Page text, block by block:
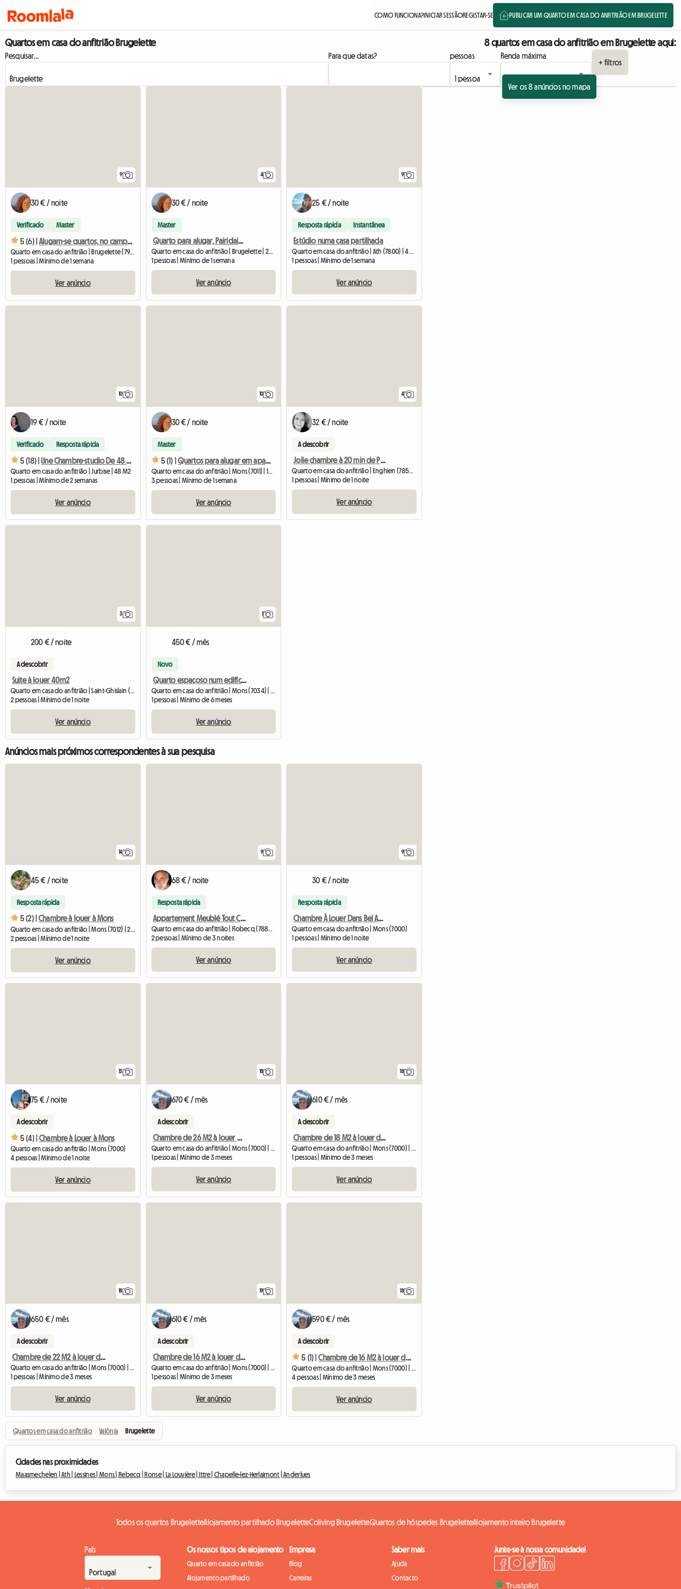
COMO FUNCIONA?INICIAR SESSÃOREGISTAR-SE PUBLICAR UM QUARTO EM CASA DO ANFITRIÃO EM BRUGELETTE
Quartos em casa do anfitrião Brugelette 8 quartos em casa do anfitrião em Brugelette aqui:
Pesquisar... Para que datas? pessoas
Renda máxima
+ filtros
Ver os 8 anúncios no mapa
9
30 € / noite
Verificado Master
5 (6) | Alugam-se quartos, no campo-Pairidaiza-Ath-Beloeil-Mons-
Quarto em casa do anfitrião | Brugelette (7940) | 20 M2
1 pessoas | Mínimo de 1 semana
Ver anúncio
4
30 € / noite
Master
Quarto para alugar, Pairidaiza, Ath, Mons, Beloeil, Tournai
Quarto em casa do anfitrião | Brugelette | 20 M2
1 pessoas | Mínimo de 1 semana
Ver anúncio
9
25 € / noite
Resposta rápida Instantânea
Estúdio numa casa partilhada
Quarto em casa do anfitrião | Ath (7800) | 45 M2
1 pessoas | Mínimo de 1 semana
Ver anúncio
10
19 € / noite
Verificado Resposta rápida
5 (18) | Une Chambre-studio De 48 M²- Proximité Pairi Daiza (11kms)
Quarto em casa do anfitrião | Jurbise | 48 M2
1 pessoas | Mínimo de 2 semanas
Ver anúncio
10
30 € / noite
Master
5 (1) | Quartos para alugar em apartamento, Pairidaiza, Mons, Atenas
Quarto em casa do anfitrião | Mons (7011) | 100 M2
3 pessoas | Mínimo de 1 semana
Ver anúncio
4
32 € / noite
A descobrir
Jolie chambre à 20 min de Pairi Daiza
Quarto em casa do anfitrião | Enghien (7850) | 18 M2
1 pessoas | Mínimo de 1 noite
Ver anúncio
3
200 € / noite
A descobrir
Suite à louer 40m2
2 pessoas | Mínimo de 1 noite
Ver anúncio
1
450 € / mês
Novo
Quarto espaçoso num edifício antigo
1 pessoas | Mínimo de 6 meses
Ver anúncio
Anúncios mais próximos correspondentes à sua pesquisa
14
45 € / noite
Resposta rápida
5 (2) | Chambre à louer à Mons
Quarto em casa do anfitrião | Mons (7012) | 20 M2
2 pessoas | Mínimo de 1 noite
Ver anúncio
9
68 € / noite
Resposta rápida
Appartement Meublé Tout Confort
Quarto em casa do anfitrião | Flobecq (7880) | 12 M2
2 pessoas | Mínimo de 3 noites
Ver anúncio
9
30 € / noite
Resposta rápida
Chambre À Louer Dans Bel Appartement
Quarto em casa do anfitrião | Mons (7000)
1 pessoas | Mínimo de 1 noite
Ver anúncio
13
75 € / noite
A descobrir
5 (4) | Chambre à Louer à Mons
Quarto em casa do anfitrião | Mons (7000)
4 pessoas | Mínimo de 1 noite
Ver anúncio
18
670 € / mês
A descobrir
Chambre de 26 M2 à louer dans un belle grande colocation
Quarto em casa do anfitrião | Mons (7000) | 26 M2
1 pessoas | Mínimo de 3 meses
Ver anúncio
18
610 € / mês
A descobrir
Chambre de 18 M2 à louer dans un belle grande colocation
Quarto em casa do anfitrião | Mons (7000) | 18 M2
1 pessoas | Mínimo de 3 meses
Ver anúncio
18
650 € / mês
A descobrir
Chambre de 22 M2 à louer dans un belle grande colocation
Quarto em casa do anfitrião | Mons (7000) | 25 M2
1 pessoas | Mínimo de 3 meses
Ver anúncio
19
610 € / mês
A descobrir
Chambre de 16 M2 à louer dans un belle grande colocation
Quarto em casa do anfitrião | Mons (7000) | 16 M2
1 pessoas | Mínimo de 3 meses
Ver anúncio
18
590 € / mês
A descobrir
5 (1) | Chambre de 16 M2 à louer dans un belle grande colocation
Quarto em casa do anfitrião | Mons (7000) | 16 M2
4 pessoas | Mínimo de 3 meses
Ver anúncio
Quartos em casa do anfitrião › Valônia › Brugelette
Cidades nas proximidades
Maasmechelen |Ath | Lessines | Mons | Rebecq | Ronse | La Louvière | Ittre | Chapelle-lez-Herlaimont |Anderlues
Todos os quartos BrugeletteAlojamento partilhado BrugeletteColiving BrugeletteQuartos de hóspedes BrugeletteAlojamento inteiro Brugelette
País Os nossos tipos de alojamento
Quarto em casa do anfitrião
Alojamento partilhado
Empresa
Blog
Carreiras
Saber mais
Ajuda
Contacto
Junte-se à nossa comunidade!